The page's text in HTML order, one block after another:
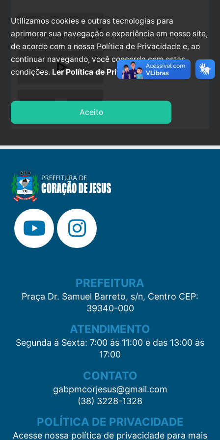
play_arrow
stop
PREFEITURA
Praça Dr. Samuel Barreto, s/n, Centro CEP:
39340-000
ATENDIMENTO
Segunda à Sexta: 7:00 às 11:00 e das 13:00 às
17:00
CONTATO
gabpmcorjesus@gmail.com
(38) 3228-1328
POLÍTICA DE PRIVACIDADE
Acesse nossa política de privacidade para mais
Utilizamos cookies e outras tecnologias para
aprimorar sua navegação e experiência em nosso site,
de acordo com a nossa Política de Privacidade e, ao
continuar navegando, você concorda com estas
condições. Ler Política de Privacidade.
Aceito